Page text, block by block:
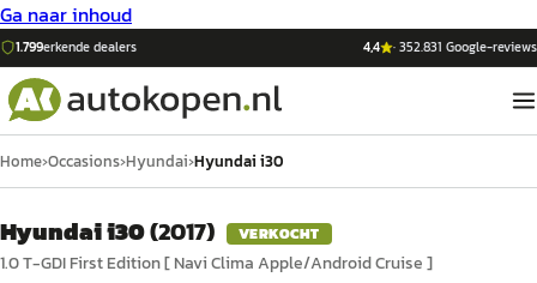
Ga naar inhoud
1.799erkende dealers 4,4 ·352.831 Google-reviews
Home›Occasions›Hyundai›Hyundai i30
Hyundai i30(2017) VERKOCHT
1.0 T-GDI First Edition [ Navi Clima Apple/Android Cruise ]